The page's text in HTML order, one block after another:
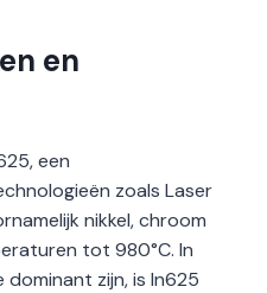
en
een
zoals Laser
nikkel, chroom
tot 980°C. In
zijn, is In625